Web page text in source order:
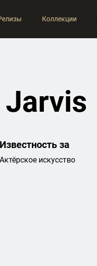
Коллекции
Известность за
Актёрское искусство